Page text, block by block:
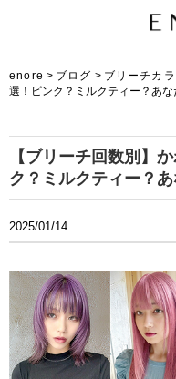
enore > ブログ > ブリーチカ
選！ピンク？ミルクティー？あな
【ブリーチ回数別】
ク？ミルクティー？
2025/01/14